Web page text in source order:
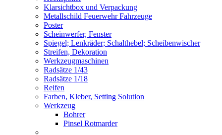
Klarsichtbox und Verpackung
Metallschild Feuerwehr Fahrzeuge
Poster
Scheinwerfer, Fenster
Spiegel; Lenkräder; Schalthebel; Scheibenwischer
Streifen, Dekoration
Werkzeugmaschinen
Radsätze 1/43
Radsätze 1/18
Reifen
Farben, Kleber, Setting Solution
Werkzeug
Bohrer
Pinsel Rotmarder